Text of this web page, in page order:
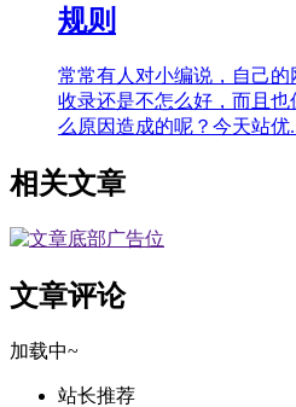
规则
常常有人对小编说，自己
收录还是不怎么好，而且
么原因造成的呢？今天站优
相关文章
文章评论
加载中~
站长推荐